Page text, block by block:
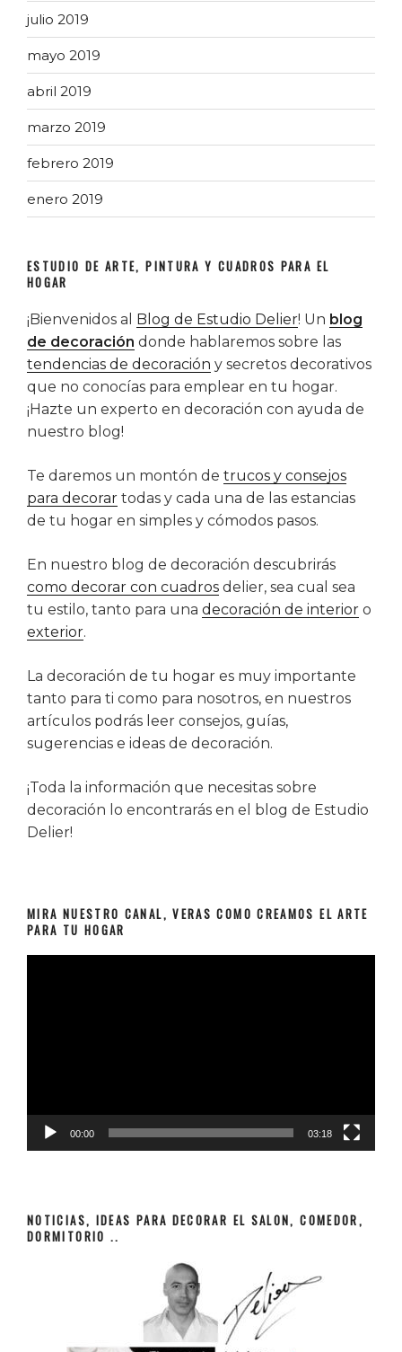
julio 2019
mayo 2019
abril 2019
marzo 2019
febrero 2019
enero 2019
ESTUDIO DE ARTE, PINTURA Y CUADROS PARA EL
HOGAR
¡Bienvenidos al Blog de Estudio Delier! Un blog
de decoración donde hablaremos sobre las
tendencias de decoración y secretos decorativos
que no conocías para emplear en tu hogar.
¡Hazte un experto en decoración con ayuda de
nuestro blog!
Te daremos un montón de trucos y consejos
para decorar todas y cada una de las estancias
de tu hogar en simples y cómodos pasos.
En nuestro blog de decoración descubrirás
como decorar con cuadros delier, sea cual sea
tu estilo, tanto para una decoración de interior o
exterior.
La decoración de tu hogar es muy importante
tanto para ti como para nosotros, en nuestros
artículos podrás leer consejos, guías,
sugerencias e ideas de decoración.
¡Toda la información que necesitas sobre
decoración lo encontrarás en el blog de Estudio
Delier!
MIRA NUESTRO CANAL, VERAS COMO CREAMOS EL ARTE
PARA TU HOGAR
00:00 03:18
NOTICIAS, IDEAS PARA DECORAR EL SALON, COMEDOR,
DORMITORIO ..